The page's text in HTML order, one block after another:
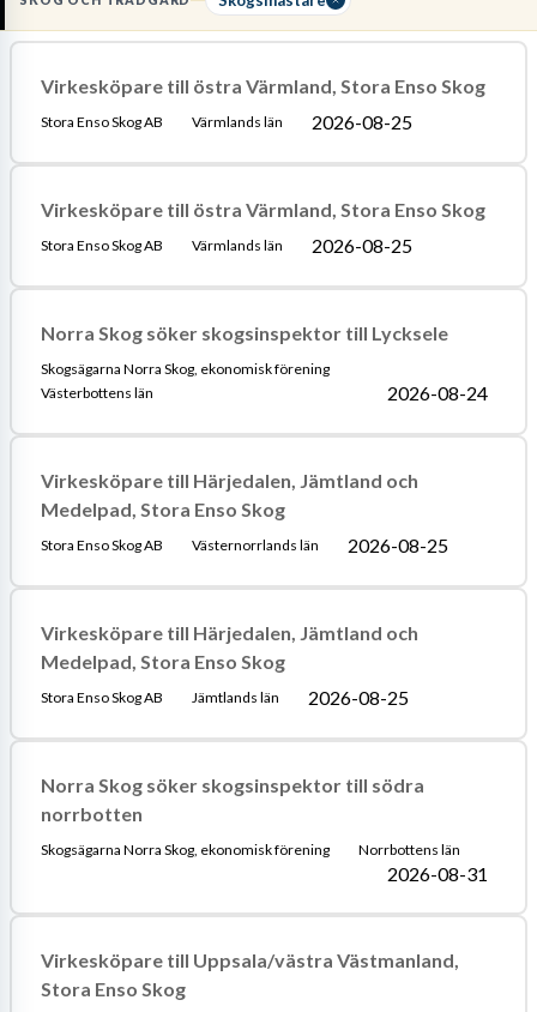
planeringsverktygför att optimera skogens tillväxt.
Löneguide Arbetsuppgifter Utbildningsguide
Virkesköpare till östra Värmland, Stora Enso Skog
Stora Enso Skog AB Värmlands län 2026-08-25
Virkesköpare till östra Värmland, Stora Enso Skog
Stora Enso Skog AB Värmlands län 2026-08-25
Norra Skog söker skogsinspektor till Lycksele
Skogsägarna Norra Skog, ekonomisk förening
Västerbottens län
2026-08-24
Virkesköpare till Härjedalen, Jämtland och
Medelpad, Stora Enso Skog
Stora Enso Skog AB Västernorrlands län 2026-08-25
Virkesköpare till Härjedalen, Jämtland och
Medelpad, Stora Enso Skog
Stora Enso Skog AB Jämtlands län 2026-08-25
Norra Skog söker skogsinspektor till södra
norrbotten
Skogsägarna Norra Skog, ekonomisk förening Norrbottens län
2026-08-31
Virkesköpare till Uppsala/västra Västmanland,
Stora Enso Skog